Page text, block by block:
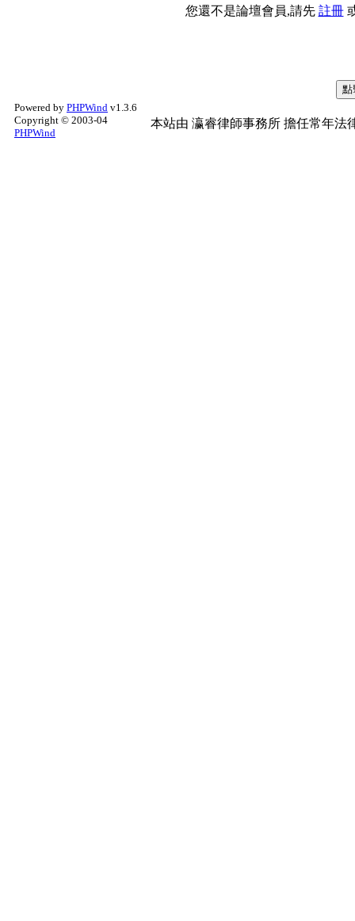
您還不是論壇會員,請先 註冊
Powered by PHPWind v1.3.6
Copyright © 2003-04
PHPWind
本站由 瀛睿律師事務所 擔任常年法